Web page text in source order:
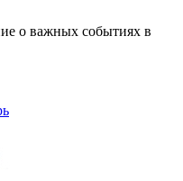
о важных событиях в